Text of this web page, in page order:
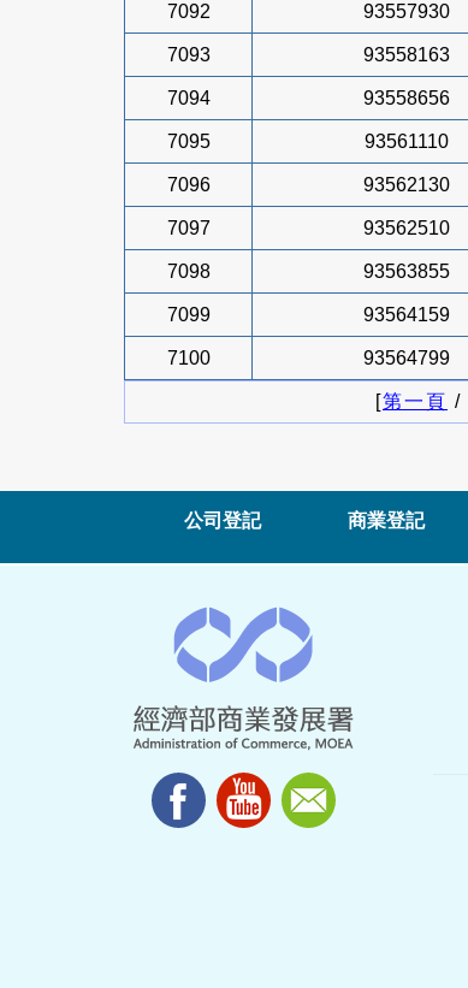
7092 93557930
7093 93558163
7094 93558656
7095 93561110
7096 93562130
7097 93562510
7098 93563855
7099 93564159
7100 93564799
[第一頁 /
公司登記 商業登記